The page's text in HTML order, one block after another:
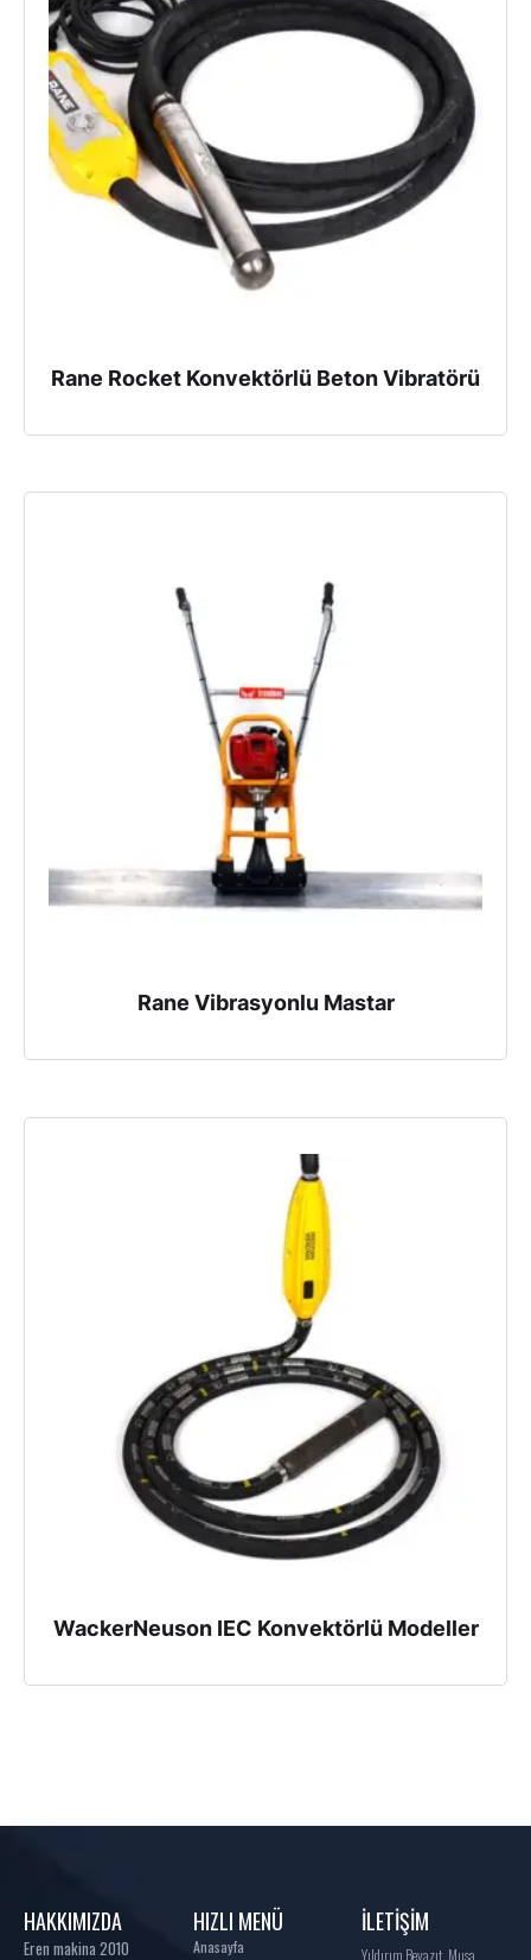
Rane Rocket Konvektörlü Beton Vibratörü
Rane Vibrasyonlu Mastar
WackerNeuson IEC Konvektörlü Modeller
HAKKIMIZDA
Eren makina 2010
HIZLI MENÜ
Anasayfa
İLETİŞİM
Yıldırım Beyazıt, Musa